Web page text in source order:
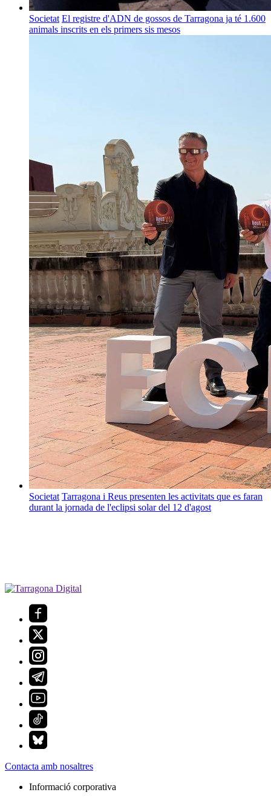
Societat El registre d'ADN de gossos de Tarragona ja té 1.600
animals inscrits en els primers sis mesos
Societat Tarragona i Reus presenten les activitats que es faran
durant la jornada de l'eclipsi solar del 12 d'agost
Contacta amb nosaltres
Informació corporativa